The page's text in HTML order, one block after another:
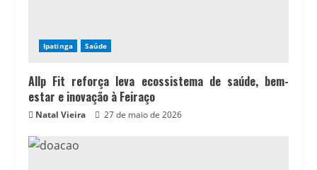
Ipatinga Saúde
Allp Fit reforça leva ecossistema de saúde, bem-
estar e inovação à Feiraço
Natal Vieira 27 de maio de 2026